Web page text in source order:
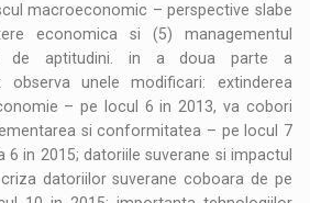
macroeconomic – perspective slabe
economica si (5) managementul
de aptitudini. in a doua parte a
unele modificari: extinderea
– pe locul 6 in 2013, va cobori
si conformitatea – pe locul 7
6 in 2015; datoriile suverane si impactul
datoriilor suverane coboara de pe